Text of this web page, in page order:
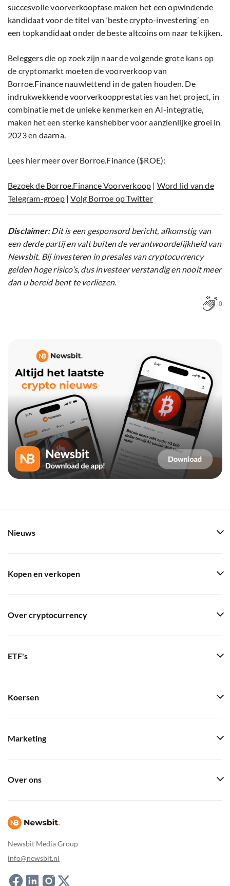
succesvolle voorverkoopfase maken het een opwindende
kandidaat voor de titel van ‘beste crypto-investering’ en
een topkandidaat onder de beste altcoins om naar te kijken.
Beleggers die op zoek zijn naar de volgende grote kans op
de cryptomarkt moeten de voorverkoop van
Borroe.Finance nauwlettend in de gaten houden. De
indrukwekkende voorverkoopprestaties van het project, in
combinatie met de unieke kenmerken en AI-integratie,
maken het een sterke kanshebber voor aanzienlijke groei in
2023 en daarna.
Lees hier meer over Borroe.Finance ($ROE):
Bezoek de Borroe.Finance Voorverkoop | Word lid van de
Telegram-groep|Volg Borroe op Twitter
Disclaimer:Dit is een gesponsord bericht, afkomstig van
een derde partij en valt buiten de verantwoordelijkheid van
Newsbit. Bij investeren in presales van cryptocurrency
gelden hoge risico’s, dus investeer verstandig en nooit meer
dan u bereid bent te verliezen.
0
Newsbit Media Group
info@newsbit.nl
Nieuws
Kopen en verkopen
Over cryptocurrency
ETF's
Koersen
Marketing
Over ons